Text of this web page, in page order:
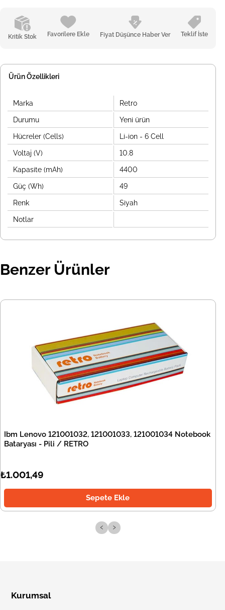
Kritik Stok Favorilere Ekle Fiyat Düşünce Haber Ver Teklif İste
Ürün Özellikleri
Marka Retro
Durumu Yeni ürün
Hücreler (Cells) Li-ion - 6 Cell
Voltaj (V) 10.8
Kapasite (mAh) 4400
Güç (Wh) 49
Renk Siyah
Notlar
Benzer Ürünler
Ibm Lenovo 121001032, 121001033, 121001034 Notebook
Bataryası - Pili / RETRO
₺1.001,49
Sepete Ekle
‹ ›
Kurumsal